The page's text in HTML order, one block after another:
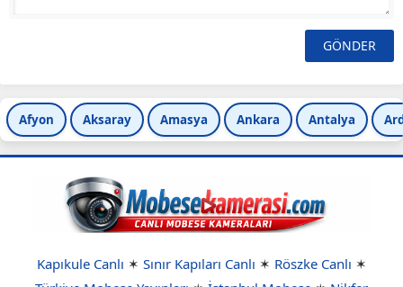
Afyon Aksaray Amasya Ankara Antalya
Kapıkule Canlı ✶ Sınır Kapıları Canlı ✶ Röszke Canlı ✶